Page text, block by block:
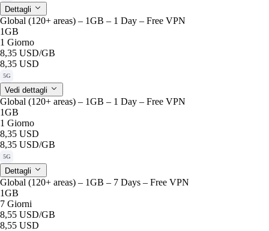
Dettagli
Global (120+ areas) – 1GB – 1 Day – Free VPN
1GB
1 Giorno
8,35 USD/GB
8,35 USD
5G
Vedi dettagli
Global (120+ areas) – 1GB – 1 Day – Free VPN
1GB
1 Giorno
8,35 USD
8,35 USD/GB
5G
Dettagli
Global (120+ areas) – 1GB – 7 Days – Free VPN
1GB
7 Giorni
8,55 USD/GB
8,55 USD